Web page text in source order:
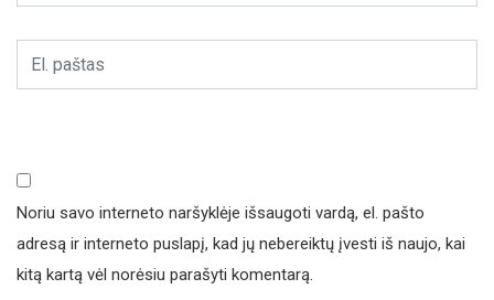
Noriu savo interneto naršyklėje išsaugoti vardą, el. pašto
adresą ir interneto puslapį, kad jų nebereiktų įvesti iš naujo, kai
kitą kartą vėl norėsiu parašyti komentarą.